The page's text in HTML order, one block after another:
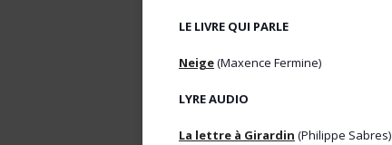
LE LIVRE QUI PARLE
Neige(Maxence Fermine)
LYRE AUDIO
La lettre à Girardin (Philippe Sabres)